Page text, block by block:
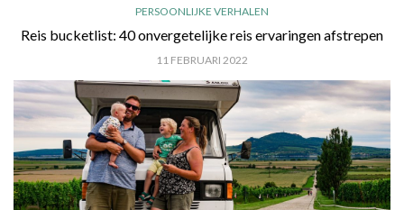
PERSOONLIJKE VERHALEN
Reis bucketlist: 40 onvergetelijke reis ervaringen afstrepen
11 FEBRUARI 2022